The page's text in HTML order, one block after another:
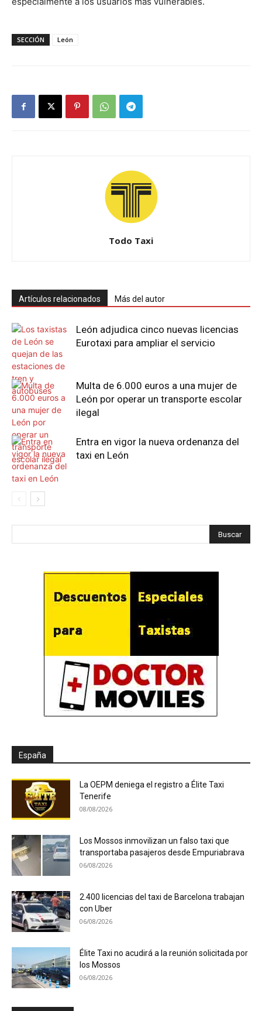
SECCIÓN León
Todo Taxi
Artículos relacionados Más del autor
León adjudica cinco nuevas licencias
Eurotaxi para ampliar el servicio
Multa de 6.000 euros a una mujer de
León por operar un transporte escolar
ilegal
Entra en vigor la nueva ordenanza del
taxi en León
España
La OEPM deniega el registro a Élite Taxi
Tenerife
08/08/2026
Los Mossos inmovilizan un falso taxi que
transportaba pasajeros desde Empuriabrava
06/08/2026
2.400 licencias del taxi de Barcelona trabajan
con Uber
06/08/2026
Élite Taxi no acudirá a la reunión solicitada por
los Mossos
06/08/2026